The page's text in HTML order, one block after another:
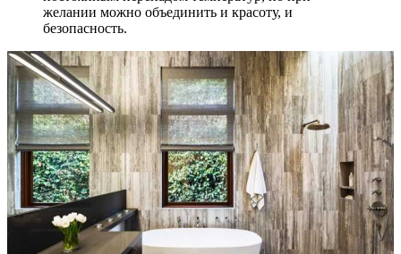
желании можно объединить и красоту, и
безопасность.